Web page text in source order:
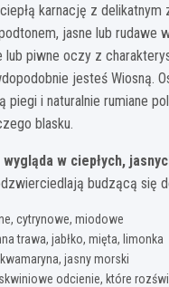
karnację z delikatnym
jasne lub rudawe
lub piwne oczy z
jesteś Wiosną.
piegi i naturalnie rumiane
blasku.
w ciepłych,
budzącą się
cytrynowe, miodowe
trawa, jabłko, mięta, limonka
jasny morski
odcienie, które